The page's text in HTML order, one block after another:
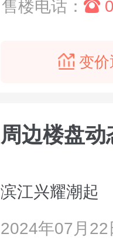
售楼电话：
变价
周边楼盘动
滨江兴耀潮起
2024年07月22